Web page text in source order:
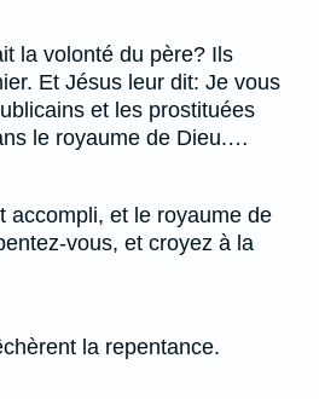
la volonté du père? Ils
Et Jésus leur dit: Je vous
et les prostituées
le royaume de Dieu.…
accompli, et le royaume de
vous, et croyez à la
la repentance.